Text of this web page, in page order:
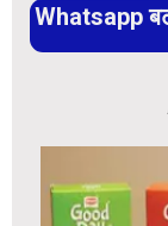
Whatsapp